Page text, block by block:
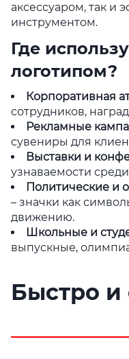
аксессуаром, так
инструментом.
Где
логотипом?
Корпоративная
сотрудников,
Рекламные
сувениры для
Выставки и
узнаваемости
Политические и
– значки как
движению.
Школьные и
выпускные,
Быстро и